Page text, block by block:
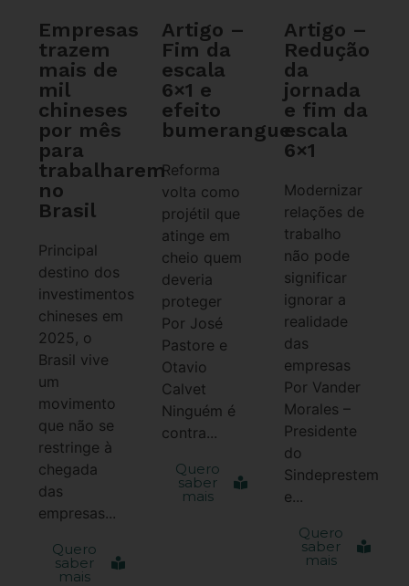
Empresas
trazem
mais de
mil
chineses
por mês
para
trabalharem
no
Brasil
Principal
destino dos
investimentos
chineses em
2025, o
Brasil vive
um
movimento
que não se
restringe à
chegada
das
empresas...
Quero
saber
mais
Artigo –
Fim da
escala
6×1 e
efeito
bumerangue
Reforma
volta como
projétil que
atinge em
cheio quem
deveria
proteger
Por José
Pastore e
Otavio
Calvet
Ninguém é
contra...
Quero
saber
mais
Artigo –
Redução
da
jornada
e fim da
escala
6×1
Modernizar
relações de
trabalho
não pode
significar
ignorar a
realidade
das
empresas
Por Vander
Morales –
Presidente
do
Sindeprestem
e...
Quero
saber
mais